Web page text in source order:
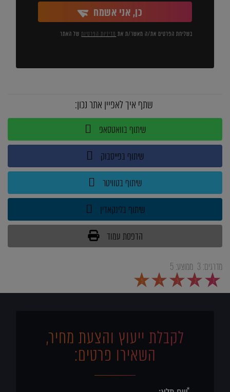
כן, אני אשמח
בשליחת הפרטים את/ה מאשר/ת את מדיניות הפרטיותשל האתר
שתף איך לאפיין אתר נכון:
שיתוף בוואטסאפ
שיתוף בפייסבוק
שיתוף בטוויטר
שיתוף בלינקאדין
הדפסת עמוד
מדרגים: 3 ממוצע:5
1
2
3
4
5
לקבלת ייעוץ והצעת מחיר,
השאירו פרטים: